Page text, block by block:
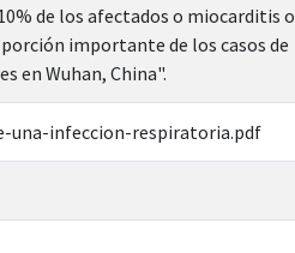
de los afectados o miocarditis o
importante de los casos de
en Wuhan, China".
una-infeccion-respiratoria.pdf